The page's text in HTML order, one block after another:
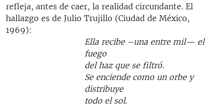
refleja, antes de caer, la realidad circundante. El
hallazgo es de Julio Trujillo (Ciudad de México,
1969):
Ella recibe –una entre mil— el
fuego
del haz que se filtró.
Se enciende como un orbe y
distribuye
todo el sol.